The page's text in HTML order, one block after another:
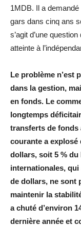
1MDB. Il a
gars dans cinq ans
s’agit d’une
atteinte à
Le problème n’est
dans la gestion,
en fonds. Le
longtemps
transferts de fonds
courante a
dollars, soit 5 % du
internationales, qui
de dollars, ne sont
maintenir la
a chuté d’environ
dernière année et